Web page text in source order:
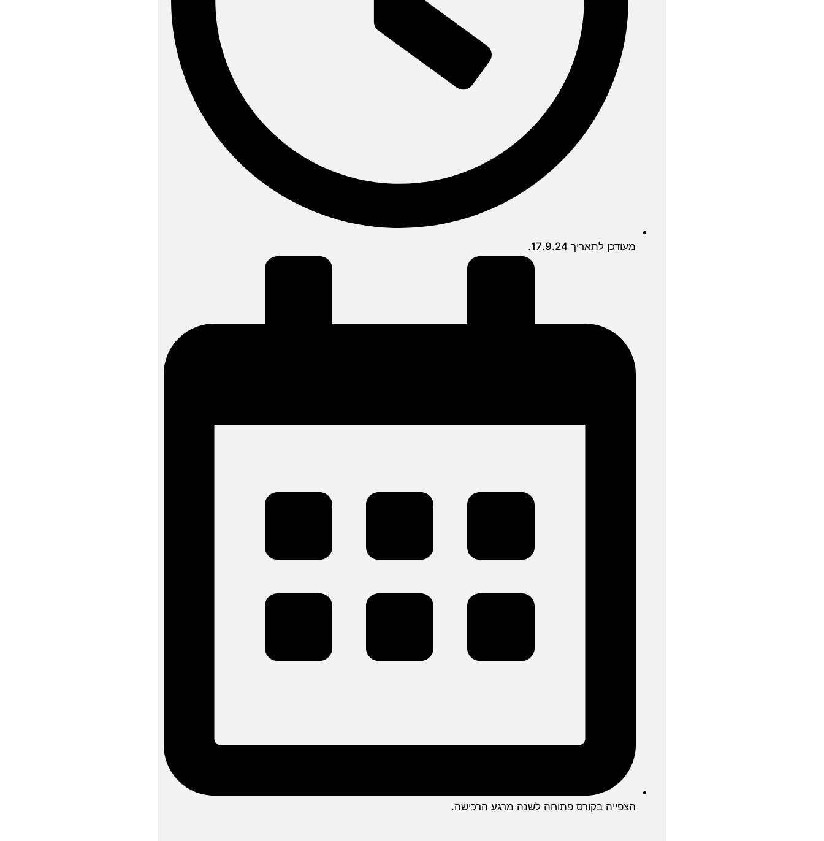
מעודכן לתאריך 17.9.24.
הצפייה בקורס פתוחה לשנה מרגע הרכישה.